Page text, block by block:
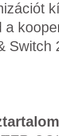
a
Switch